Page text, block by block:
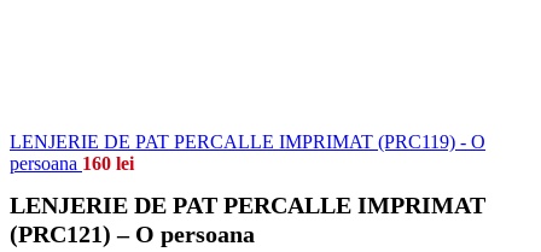
LENJERIE DE PAT PERCALLE IMPRIMAT (PRC119) - O
persoana 160 lei
LENJERIE DE PAT PERCALLE IMPRIMAT
(PRC121) – O persoana